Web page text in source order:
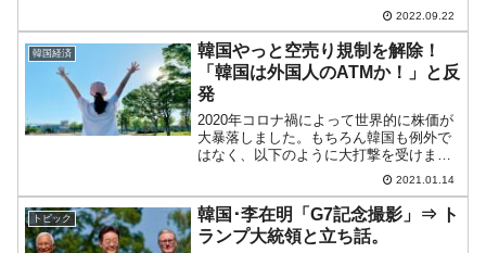
『Investing.com』より引用）。なんとか
陽線になりました。『FOMC』通過第1...
2022.09.22
韓国経済
韓国やっと空売り規制を解除！
「韓国は外国人のATMか！」と反
発
2020年コロナ禍によって世界的に株価が
大暴落しました。もちろん韓国も例外で
はなく、以下のように大打撃を受けまし
た（以下のKOSPI（韓国総合株価指数）
チャートは『Investing.com』より引用：
日足です）。コロナ禍によるKOSPIの...
2021.01.14
トピック
韓国･李在明「G7記念撮影」⇒ ト
ランプ大統領と立ち話。